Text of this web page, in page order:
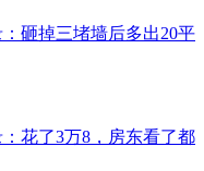
砸掉三堵墙后多出20平
花了3万8，房东看了都